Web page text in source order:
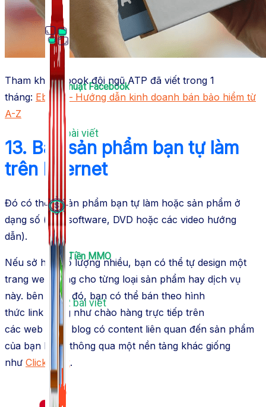
Thủ Thuật Facebook
536 bài viết
Kiếm Tiền MMO
1,422 bài viết
Tham khảo Ebook đội ngũ ATP đã viết trong 1
tháng: Ebook – Hướng dẫn kinh doanh bán bảo hiểm từ
A-Z
13. Bán sản phẩm bạn tự làm
trên Internet
Đó có thể là sản phẩm bạn tự làm hoặc sản phẩm ở
dạng số (như
software, DVD hoặc các video hướng
dẫn).
Nếu sở hữu số lượng nhiều, bạn có thể tự design một
trang web
riêng cho từng loại sản phẩm hay dịch vụ
này. bên cạnh đó, bạn có thể bán theo hình
thức link giống như chào hàng trực tiếp trên
các web hoặc blog có content liên quan đến sản phẩm
của bạn hoặc thông qua một nền tảng khác giống
như ClickBank.